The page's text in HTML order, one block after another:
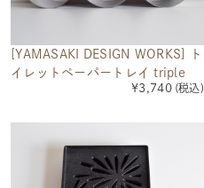
[YAMASAKI DESIGN WORKS] ト
イレットペーパートレイ triple
¥3,740 (税込)